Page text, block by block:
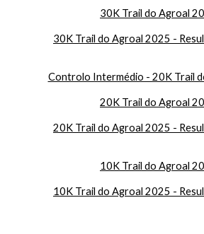
30K Trail do Agroal
30K Trail do Agroal 2025 -
Controlo Intermédio - 20K Trail
20K Trail do Agroal
20K Trail do Agroal 2025 -
10K Trail do Agroal
10K Trail do Agroal 2025 -